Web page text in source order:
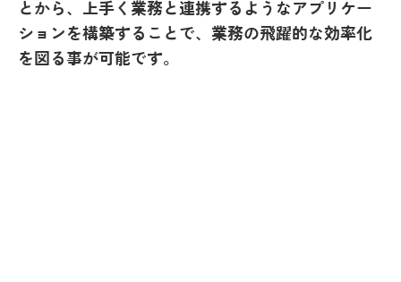
とから、上手く業務と連携するようなアプリケー
ションを構築することで、業務の飛躍的な効率化
を図る事が可能です。